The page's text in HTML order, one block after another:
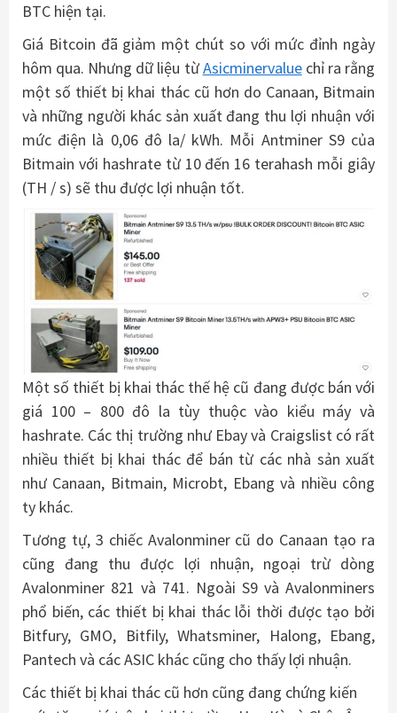
BTC hiện tại.
Giá Bitcoin đã giảm một chút so với mức đỉnh ngày
hôm qua. Nhưng dữ liệu từAsicminervaluechỉ ra rằng
một số thiết bị khai thác cũ hơn do Canaan, Bitmain
và những người khác sản xuất đang thu lợi nhuận với
mức điện là 0,06 đô la/ kWh. Mỗi Antminer S9 của
Bitmain với hashrate từ 10 đến 16 terahash mỗi giây
(TH / s) sẽ thu được lợi nhuận tốt.
Một số thiết bị khai thác thế hệ cũ đang được bán với
giá 100 – 800 đô la tùy thuộc vào kiểu máy và
hashrate. Các thị trường như Ebay và Craigslist có rất
nhiều thiết bị khai thác để bán từ các nhà sản xuất
như Canaan, Bitmain, Microbt, Ebang và nhiều công
ty khác.
Tương tự, 3 chiếc Avalonminer cũ do Canaan tạo ra
cũng đang thu được lợi nhuận, ngoại trừ dòng
Avalonminer 821 và 741. Ngoài S9 và Avalonminers
phổ biến, các thiết bị khai thác lỗi thời được tạo bởi
Bitfury, GMO, Bitfily, Whatsminer, Halong, Ebang,
Pantech và các ASIC khác cũng cho thấy lợi nhuận.
Các thiết bị khai thác cũ hơn cũng đang chứng kiến